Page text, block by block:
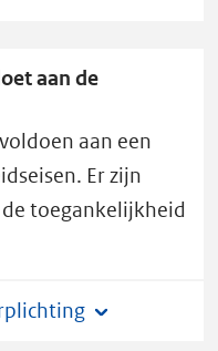
aan de
aan een
Er zijn
toegankelijkheid